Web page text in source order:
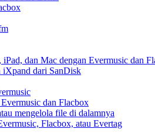
dan Mac dengan Evermusic dan
iXpand dari SanDisk
dan Flacbox
mengelola file di dalamnya
Flacbox, atau Evertag